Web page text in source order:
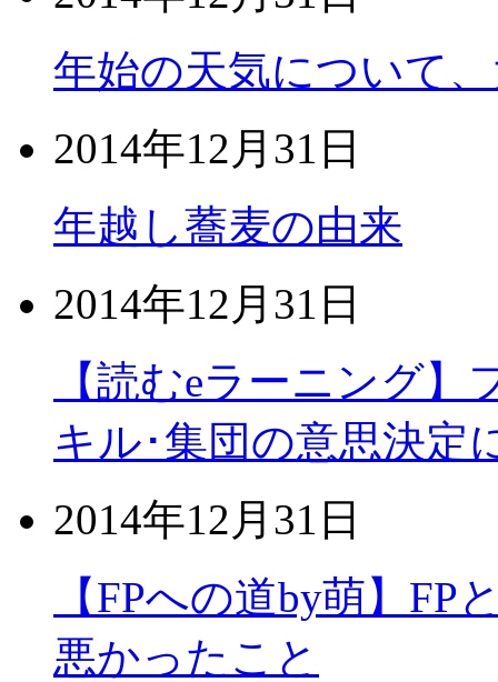
年始の天気について
2014年12月31日
年越し蕎麦の由来
2014年12月31日
【読むeラーニング
キル･集団の意思決定
2014年12月31日
【FPへの道by萌】
悪かったこと